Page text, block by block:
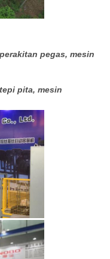
pegas, mesin
pita, mesin